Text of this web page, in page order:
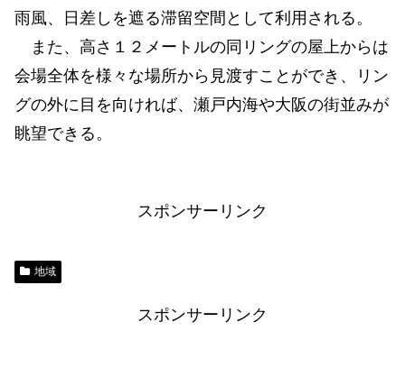
雨風、日差しを遮る滞留空間として利用される。
また、高さ１２メートルの同リングの屋上からは
会場全体を様々な場所から見渡すことができ、リン
グの外に目を向ければ、瀬戸内海や大阪の街並みが
眺望できる。
スポンサーリンク
地域
スポンサーリンク